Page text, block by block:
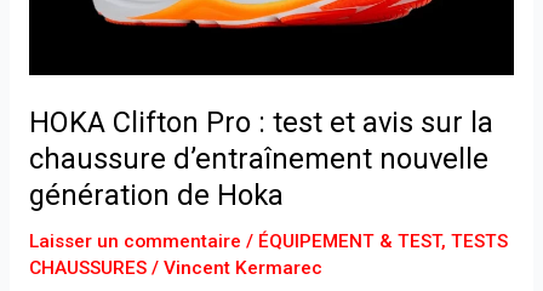
HOKA Clifton Pro : test et avis sur la
chaussure d’entraînement nouvelle
génération de Hoka
Laisser un commentaire / ÉQUIPEMENT & TEST, TESTS
CHAUSSURES/ Vincent Kermarec
d’entraînement
nouvelle
génération
de
Hoka